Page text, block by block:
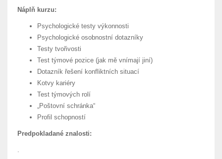
Náplň kurzu:
Psychologické testy výkonnosti
Psychologické osobnostní dotazníky
Testy tvořivosti
Test týmové pozice (jak mě vnímají jiní)
Dotazník řešení konfliktních situací
Kotvy kariéry
Test týmových rolí
„Poštovní schránka“
Profil schopností
Predpokladané znalosti:
.